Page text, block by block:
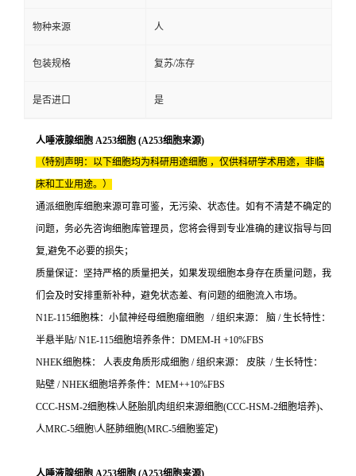
物种来源 人
包装规格 复苏/冻存
是否进口 是
人唾液腺细胞 A253细胞 (A253细胞来源)
（特别声明：以下细胞均为科研用途细胞 ，仅供科研学术用途，非临
床和工业用途。）
通派细胞库细胞来源可靠可鉴，无污染、状态佳。如有不清楚不确定的
问题，务必先咨询细胞库管理员，您将会得到专业准确的建议指导与回
复,避免不必要的损失；
质量保证：坚持严格的质量把关，如果发现细胞本身存在质量问题，我
们会及时安排重新补种，避免状态差、有问题的细胞流入市场。
N1E-115细胞株：小鼠神经母细胞瘤细胞 / 组织来源： 脑 / 生长特性：
半悬半贴/ N1E-115细胞培养条件：DMEM-H +10%FBS
NHEK细胞株： 人表皮角质形成细胞 / 组织来源： 皮肤 / 生长特性：
贴壁 / NHEK细胞培养条件：MEM++10%FBS
CCC-HSM-2细胞株\人胚胎肌肉组织来源细胞(CCC-HSM-2细胞培养)、
人MRC-5细胞\人胚肺细胞(MRC-5细胞鉴定)
人唾液腺细胞 A253细胞 (A253细胞来源)